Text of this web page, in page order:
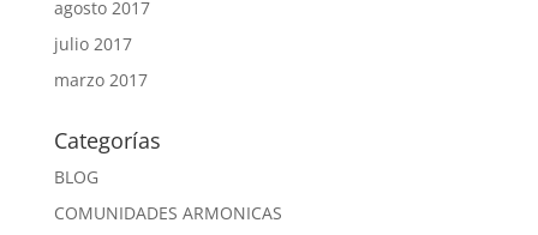
agosto 2017
julio 2017
marzo 2017
Categorías
BLOG
COMUNIDADES ARMONICAS